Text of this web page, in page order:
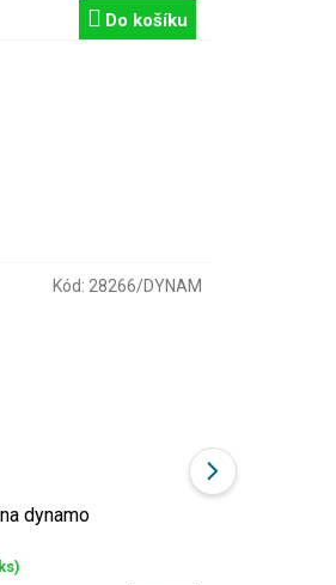
dynamo
Kód: 28266/DYNAM
Do košíku